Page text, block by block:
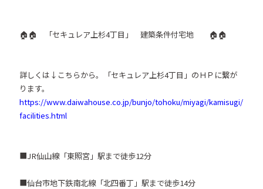
🏠🏠 「セキュレア上杉4丁目」 建築条件付宅地 🏠🏠
詳しくは↓こちらから。「セキュレア上杉4丁目」のＨＰに繋が
ります。
https://www.daiwahouse.co.jp/bunjo/tohoku/miyagi/kamisugi/
facilities.html
■JR仙山線「東照宮」駅まで徒歩12分
■仙台市地下鉄南北線「北四番丁」駅まで徒歩14分